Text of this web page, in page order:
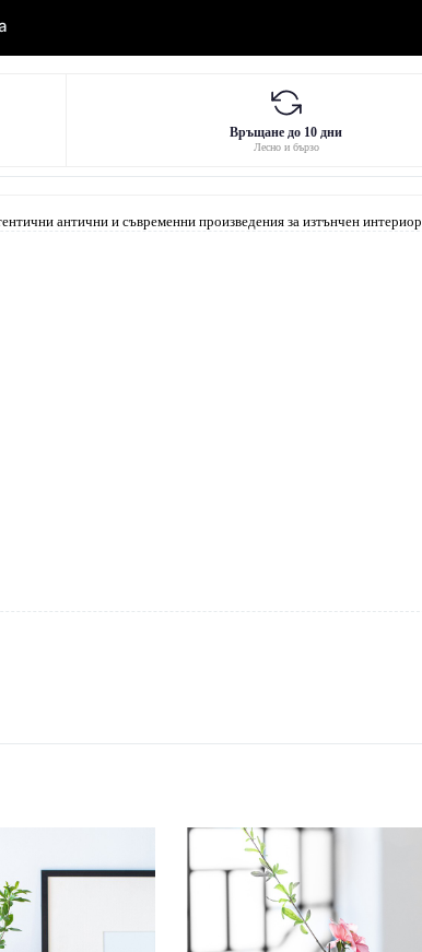
Връщане до 10 дни
Лесно и бързо
антични и съвременни произведения за изтънчен интериор